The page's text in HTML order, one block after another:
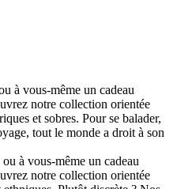
à vous-même un cadeau
notre collection orientée
et sobres. Pour se balader,
tout le monde a droit à son
à vous-même un cadeau
notre collection orientée